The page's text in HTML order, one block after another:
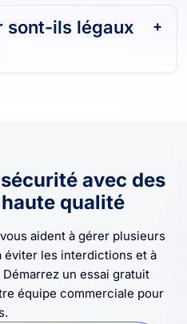
sont-ils légaux
avec des
qualité
aident à gérer plusieurs
les interdictions et à
un essai gratuit
équipe commerciale pour